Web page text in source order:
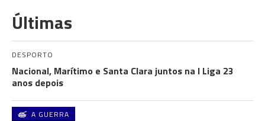
Últimas
DESPORTO
Nacional, Marítimo e Santa Clara juntos na I Liga 23
anos depois
A GUERRA